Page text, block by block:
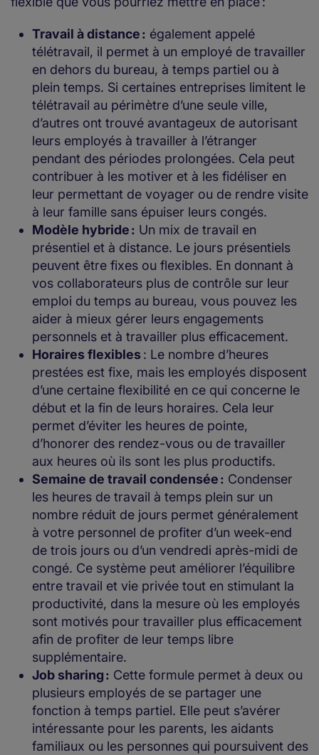
Travail à distance : également appelé
télétravail, il permet à un employé de travailler
en dehors du bureau, à temps partiel ou à
plein temps. Si certaines entreprises limitent le
télétravail au périmètre d’une seule ville,
d’autres ont trouvé avantageux de autorisant
leurs employés à travailler à l’étranger
pendant des périodes prolongées. Cela peut
contribuer à les motiver et à les fidéliser en
leur permettant de voyager ou de rendre visite
à leur famille sans épuiser leurs congés.
Modèle hybride : Un mix de travail en
présentiel et à distance. Le jours présentiels
peuvent être fixes ou flexibles. En donnant à
vos collaborateurs plus de contrôle sur leur
emploi du temps au bureau, vous pouvez les
aider à mieux gérer leurs engagements
personnels et à travailler plus efficacement.
Horaires flexibles: Le nombre d’heures
prestées est fixe, mais les employés disposent
d’une certaine flexibilité en ce qui concerne le
début et la fin de leurs horaires. Cela leur
permet d’éviter les heures de pointe,
d’honorer des rendez-vous ou de travailler
aux heures où ils sont les plus productifs.
Semaine de travail condensée : Condenser
les heures de travail à temps plein sur un
nombre réduit de jours permet généralement
à votre personnel de profiter d’un week-end
de trois jours ou d’un vendredi après-midi de
congé. Ce système peut améliorer l’équilibre
entre travail et vie privée tout en stimulant la
productivité, dans la mesure où les employés
sont motivés pour travailler plus efficacement
afin de profiter de leur temps libre
supplémentaire.
Job sharing : Cette formule permet à deux ou
plusieurs employés de se partager une
fonction à temps partiel. Elle peut s’avérer
intéressante pour les parents, les aidants
familiaux ou les personnes qui poursuivent des